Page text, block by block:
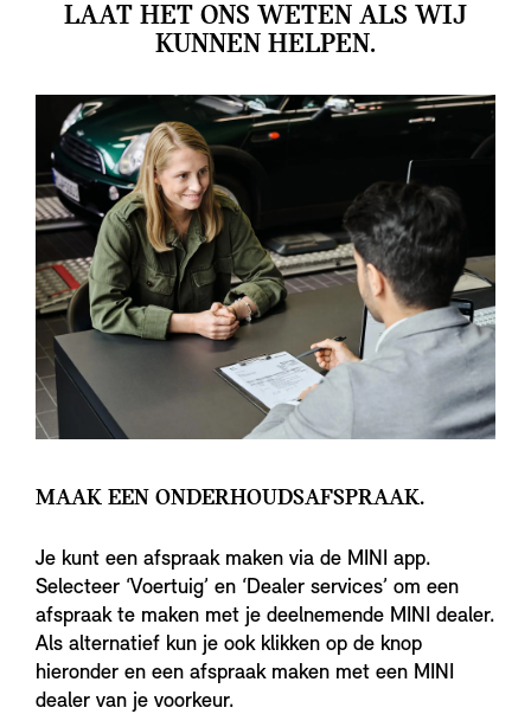
LAAT HET ONS WETEN ALS WIJ
KUNNEN HELPEN.
MAAK EEN ONDERHOUDSAFSPRAAK.
Je kunt een afspraak maken via de MINI app.
Selecteer ‘Voertuig’ en ‘Dealer services’ om een
afspraak te maken met je deelnemende MINI dealer.
Als alternatief kun je ook klikken op de knop
hieronder en een afspraak maken met een MINI
dealer van je voorkeur.